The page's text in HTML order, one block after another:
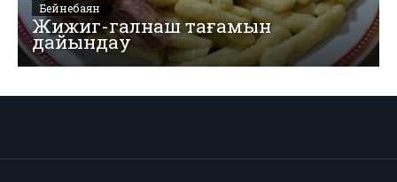
Бейнебаян
Жижиг-галнаш тағамын
дайындау